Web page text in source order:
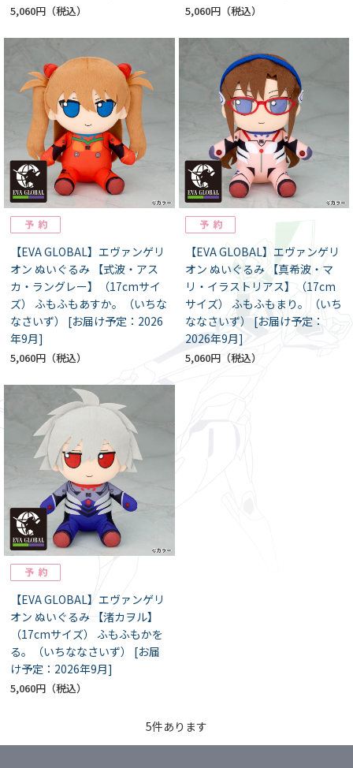
5,060円 5,060円
【EVA GLOBAL】エヴァンゲリ
オン ぬいぐるみ 【式波・アス
カ・ラングレー】（17cmサイ
ズ） ふもふもあすか。（いちな
なさいず） [お届け予定：2026
年9月]
5,060円
【EVA GLOBAL】エヴァンゲリ
オン ぬいぐるみ 【真希波・マ
リ・イラストリアス】（17cm
サイズ） ふもふもまり。（いち
ななさいず） [お届け予定：
2026年9月]
5,060円
【EVA GLOBAL】エヴァンゲリ
オン ぬいぐるみ 【渚カヲル】
（17cmサイズ） ふもふもかを
る。（いちななさいず） [お届
け予定：2026年9月]
5,060円
5件あります